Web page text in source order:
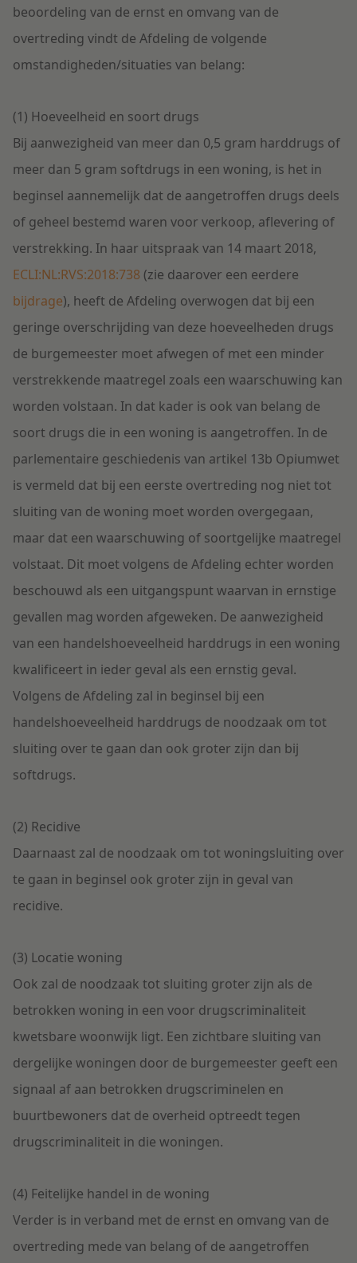
beoordeling van de ernst en omvang van de
overtreding vindt de Afdeling de volgende
omstandigheden/situaties van belang:
(1) Hoeveelheid en soort drugs
Bij aanwezigheid van meer dan 0,5 gram harddrugs of
meer dan 5 gram softdrugs in een woning, is het in
beginsel aannemelijk dat de aangetroffen drugs deels
of geheel bestemd waren voor verkoop, aflevering of
verstrekking. In haar uitspraak van 14 maart 2018,
ECLI:NL:RVS:2018:738 (zie daarover een eerdere
bijdrage), heeft de Afdeling overwogen dat bij een
geringe overschrijding van deze hoeveelheden drugs
de burgemeester moet afwegen of met een minder
verstrekkende maatregel zoals een waarschuwing kan
worden volstaan. In dat kader is ook van belang de
soort drugs die in een woning is aangetroffen. In de
parlementaire geschiedenis van artikel 13b Opiumwet
is vermeld dat bij een eerste overtreding nog niet tot
sluiting van de woning moet worden overgegaan,
maar dat een waarschuwing of soortgelijke maatregel
volstaat. Dit moet volgens de Afdeling echter worden
beschouwd als een uitgangspunt waarvan in ernstige
gevallen mag worden afgeweken. De aanwezigheid
van een handelshoeveelheid harddrugs in een woning
kwalificeert in ieder geval als een ernstig geval.
Volgens de Afdeling zal in beginsel bij een
handelshoeveelheid harddrugs de noodzaak om tot
sluiting over te gaan dan ook groter zijn dan bij
softdrugs.
(2) Recidive
Daarnaast zal de noodzaak om tot woningsluiting over
te gaan in beginsel ook groter zijn in geval van
recidive.
(3) Locatie woning
Ook zal de noodzaak tot sluiting groter zijn als de
betrokken woning in een voor drugscriminaliteit
kwetsbare woonwijk ligt. Een zichtbare sluiting van
dergelijke woningen door de burgemeester geeft een
signaal af aan betrokken drugscriminelen en
buurtbewoners dat de overheid optreedt tegen
drugscriminaliteit in die woningen.
(4) Feitelijke handel in de woning
Verder is in verband met de ernst en omvang van de
overtreding mede van belang of de aangetroffen